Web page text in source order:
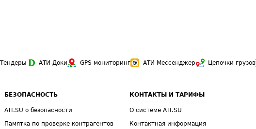
Тендеры АТИ-Доки GPS-мониторинг АТИ Мессенджер Цепочки грузов
БЕЗОПАСНОСТЬ
ATI.SU о безопасности
Памятка по проверке контрагентов
КОНТАКТЫ И ТАРИФЫ
О системе ATI.SU
Контактная информация